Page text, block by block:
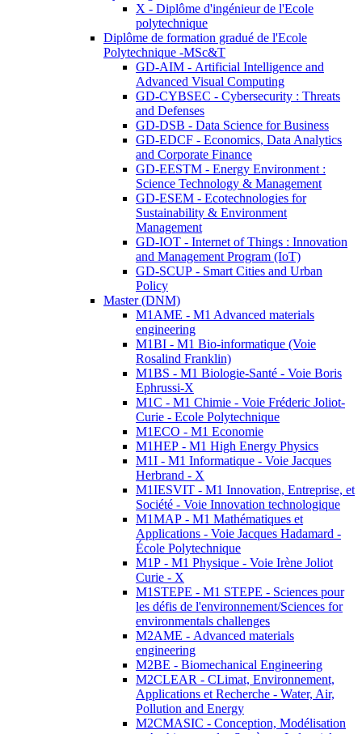
X - Diplôme d'ingénieur de l'Ecole
polytechnique
Diplôme de formation gradué de l'Ecole
Polytechnique -MSc&T
GD-AIM - Artificial Intelligence and
Advanced Visual Computing
GD-CYBSEC - Cybersecurity : Threats
and Defenses
GD-DSB - Data Science for Business
GD-EDCF - Economics, Data Analytics
and Corporate Finance
GD-EESTM - Energy Environment :
Science Technology & Management
GD-ESEM - Ecotechnologies for
Sustainability & Environment
Management
GD-IOT - Internet of Things : Innovation
and Management Program (IoT)
GD-SCUP - Smart Cities and Urban
Policy
Master (DNM)
M1AME - M1 Advanced materials
engineering
M1BI - M1 Bio-informatique (Voie
Rosalind Franklin)
M1BS - M1 Biologie-Santé - Voie Boris
Ephrussi-X
M1C - M1 Chimie - Voie Fréderic Joliot-
Curie - Ecole Polytechnique
M1ECO - M1 Economie
M1HEP - M1 High Energy Physics
M1I - M1 Informatique - Voie Jacques
Herbrand - X
M1IESVIT - M1 Innovation, Entreprise, et
Société - Voie Innovation technologique
M1MAP - M1 Mathématiques et
Applications - Voie Jacques Hadamard -
École Polytechnique
M1P - M1 Physique - Voie Irène Joliot
Curie - X
M1STEPE - M1 STEPE - Sciences pour
les défis de l'environnement/Sciences for
environmentals challenges
M2AME - Advanced materials
engineering
M2BE - Biomechanical Engineering
M2CLEAR - CLimat, Environnement,
Applications et Recherche - Water, Air,
Pollution and Energy
M2CMASIC - Conception, Modélisation